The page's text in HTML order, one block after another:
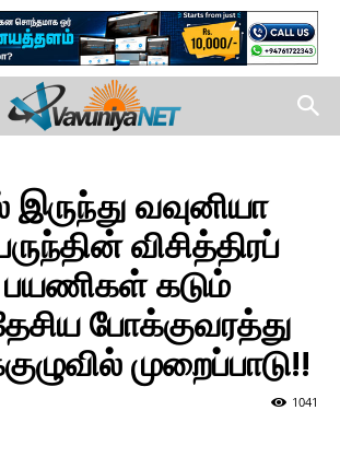
இருந்து வவுனியா
விசித்திரப்
கடும்
போக்குவரத்து
முறைப்பாடு!!
1041